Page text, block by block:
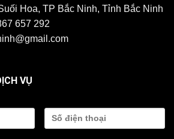
Hoa, TP Bắc Ninh, Tỉnh Bắc Ninh
657 292
VỤ